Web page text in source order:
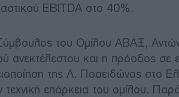
EBITDA στο 40%.
του Ομίλου ΑΒΑΞ,
και η πρόοδος σε
της Λ. Ποσειδώνος στο
τεχνική επάρκεια του ομίλου.